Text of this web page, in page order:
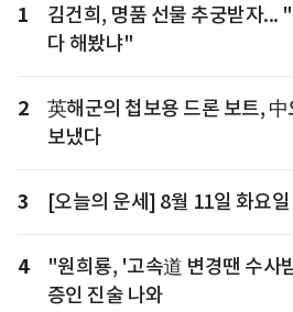
1
김건희, 명품 선물 추궁받자...
다 해봤냐"
2
英해군의 첩보용 드론 보트,
보냈다
3 [오늘의 운세] 8월 11일 화요
4
"원희룡, '고속道 변경땐 수사
증인 진술 나와